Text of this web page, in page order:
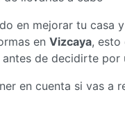
en mejorar tu casa
en Vizcaya, esto
antes de decidirte por
en cuenta si vas a